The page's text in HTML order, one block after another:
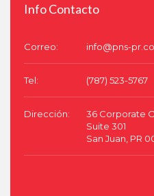
Info Contacto
Correo: info@pns-
Tel: (787) 523-5767
Dirección:
36 Corporate
Suite 301
San Juan, PR